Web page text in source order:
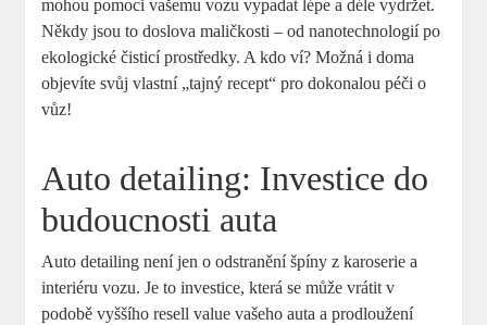
mohou pomoci vašemu vozu⁢ vypadat lépe a déle ‍vydržet.
Někdy‌ jsou to doslova‍ maličkosti – ⁣od​ nanotechnologií po
⁣ekologické čisticí prostředky. A‍ kdo ví? Možná i doma
⁢objevíte​ svůj vlastní „tajný recept“ pro dokonalou ‍péči o
‍vůz!
Auto detailing: Investice do
budoucnosti auta
Auto detailing⁢ není jen⁢ o odstranění špíny z karoserie a⁤
interiéru ⁣vozu. Je ⁢to investice,⁤ která se může vrátit v
podobě⁤ vyššího resell value vašeho ‍auta a prodloužení